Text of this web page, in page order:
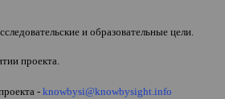
и образовательные цели.
проекта.
- knowbysi@knowbysight.info